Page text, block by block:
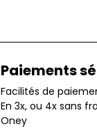
Paiements
Facilités de
En 3x, ou 4x sans
Oney